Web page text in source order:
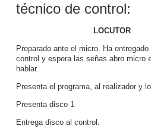
técnico de control:
LOCUTOR
Preparado ante el micro. Ha
control y espera las señas abro micro
hablar.
Presenta el programa, al realizador y
Presenta disco 1
Entrega disco al control.